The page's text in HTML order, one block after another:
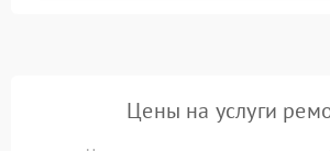
Цены на услуги